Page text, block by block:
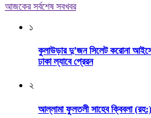
আজকের সর্বশেষ সবখবর
১
কুলাউড়ার দু’জন সিলেট করোনা
ঢাকা ল্যাবে প্রেরন
২
আল্লামা ফুলতলী সাহেব ক্বিবলা